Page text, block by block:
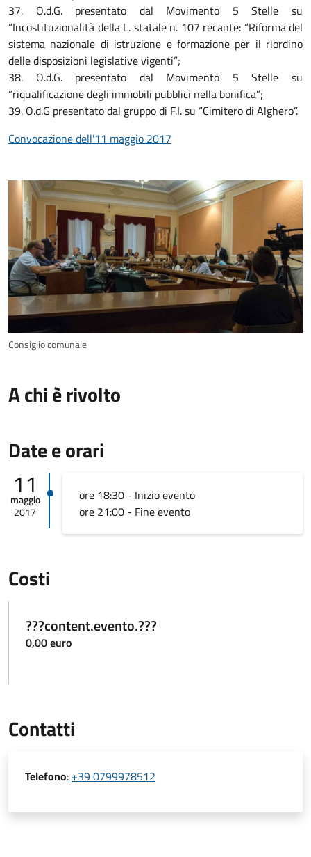
37. O.d.G. presentato dal Movimento 5 Stelle su
“Incostituzionalità della L. statale n. 107 recante: “Riforma del
sistema nazionale di istruzione e formazione per il riordino
delle disposizioni legislative vigenti”;
38. O.d.G. presentato dal Movimento 5 Stelle su
“riqualificazione degli immobili pubblici nella bonifica”;
39. O.d.G presentato dal gruppo di F.I. su “Cimitero di Alghero”.
Convocazione dell'11 maggio 2017
Consiglio comunale
A chi è rivolto
Date e orari
11
maggio
2017
ore 18:30 - Inizio evento
ore 21:00 - Fine evento
Costi
???content.evento.???
0,00 euro
Contatti
Telefono: +39 0799978512